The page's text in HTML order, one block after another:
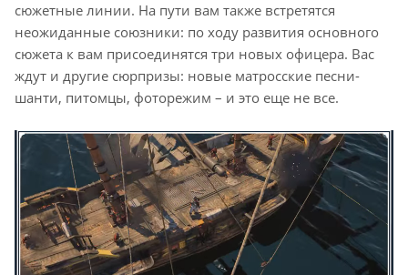
сюжетные линии. На пути вам также встретятся
неожиданные союзники: по ходу развития основного
сюжета к вам присоединятся три новых офицера. Вас
ждут и другие сюрпризы: новые матросские песни-
шанти, питомцы, фоторежим – и это еще не все.